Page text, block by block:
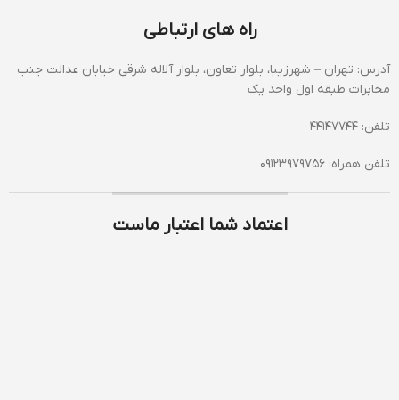
راه های ارتباطی
آدرس: تهران – شهرزیبا، بلوار تعاون، بلوار آلاله شرقی خیابان عدالت جنب
مخابرات طبقه اول واحد یک
تلفن: 44147744
تلفن همراه: 09123979756
اعتماد شما اعتبار ماست